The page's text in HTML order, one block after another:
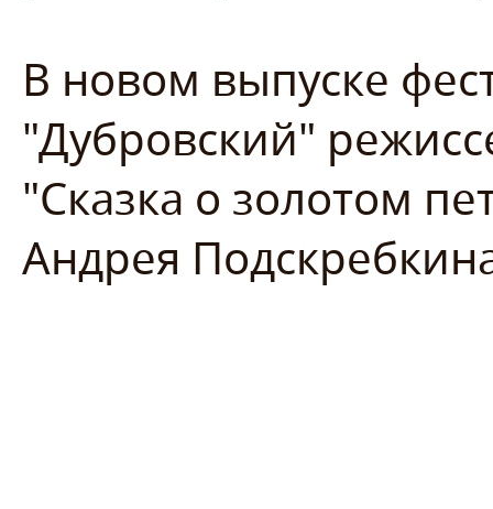
В новом выпуске
"Дубровский"
"Сказка о золотом
Андрея